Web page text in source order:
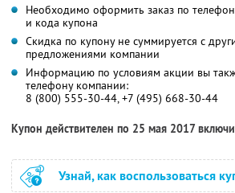
Необходимо оформить заказ по
и кода купона
Скидка по купону не суммируется с
предложениями компании
Информацию по условиям акции вы
телефону компании:
8 (800) 555-30-44, +7 (495) 668-30-44
Купон действителен по 25 мая 2017
Узнай, как воспользоваться